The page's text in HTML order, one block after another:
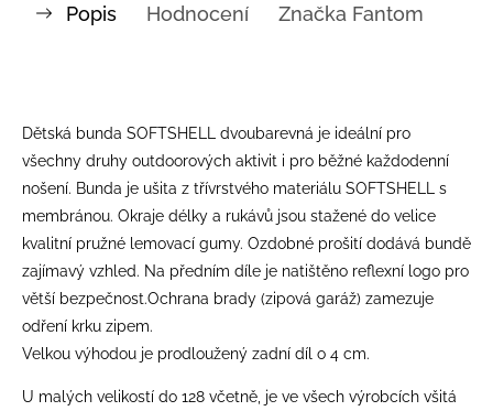
Popis Hodnocení Značka Fantom
Dětská bunda SOFTSHELL dvoubarevná je ideální pro
všechny druhy outdoorových aktivit i pro běžné každodenní
nošení. Bunda je ušita z třívrstvého materiálu SOFTSHELL s
membránou. Okraje délky a rukávů jsou stažené do velice
kvalitní pružné lemovací gumy. Ozdobné prošití dodává bundě
zajímavý vzhled. Na předním díle je natištěno reflexní logo pro
větší bezpečnost.Ochrana brady (zipová garáž) zamezuje
odření krku zipem.
Velkou výhodou je prodloužený zadní díl o 4 cm.
U malých velikostí do 128 včetně, je ve všech výrobcích všitá